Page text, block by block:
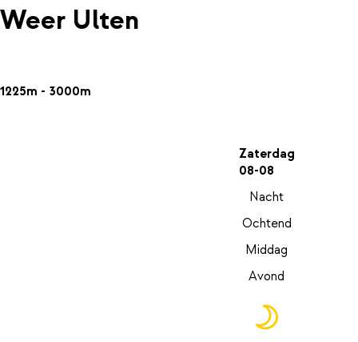
Weer Ulten
1225m - 3000m
Zaterdag
08-08
Nacht
Ochtend
Middag
Avond